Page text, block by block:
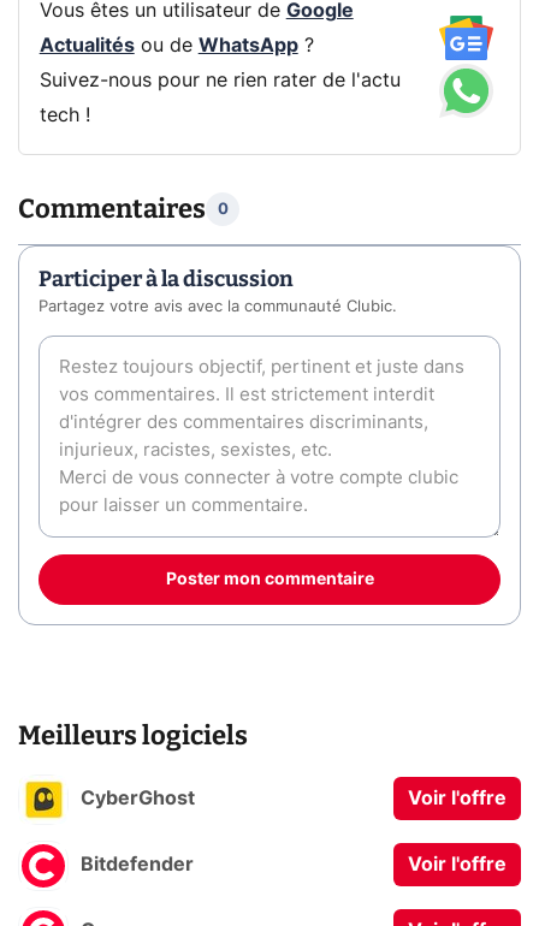
Vous êtes un utilisateur de Google
Actualitésou de WhatsApp?
Suivez-nous pour ne rien rater de l'actu
tech !
Commentaires 0
Participer à la discussion
Partagez votre avis avec la communauté Clubic.
Poster mon commentaire
Meilleurs logiciels
CyberGhost Voir l'offre
Bitdefender Voir l'offre